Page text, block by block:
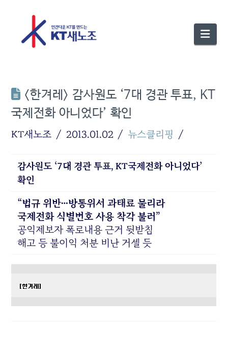
<한겨레> 감사원도 ‘7대 경관 투표, KT
국제전화 아니었다’ 확인
KT새노조 2013.01.02 뉴스클리핑
감사원도 ‘7대 경관 투표, KT국제전화 아니었다’
확인
“법규 위반…방통위서 과태료 물리라
국제전화 식별번호 사용 착각 불러”
공익제보자 폭로내용 근거 뒷받침
해고 등 불이익 처분 비난 거셀 듯